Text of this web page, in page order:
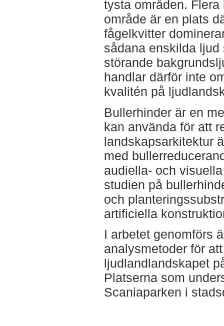
tysta områden.
område är en plats
fågelkvitter
sådana enskilda
störande
handlar därför inte
kvalitén på
Bullerhinder är en
kan använda för att
landskapsarkitektur
med
audiella- och
studien på
och
artificiella
I arbetet genomförs
analysmetoder för
ljudlandlandskapet
Platserna som
Scaniaparken i